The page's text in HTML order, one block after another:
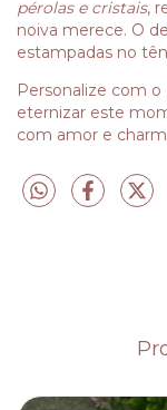
pérolas e cristais,
noiva merece. O
estampadas no
Personalize com o
eternizar este
com amor e